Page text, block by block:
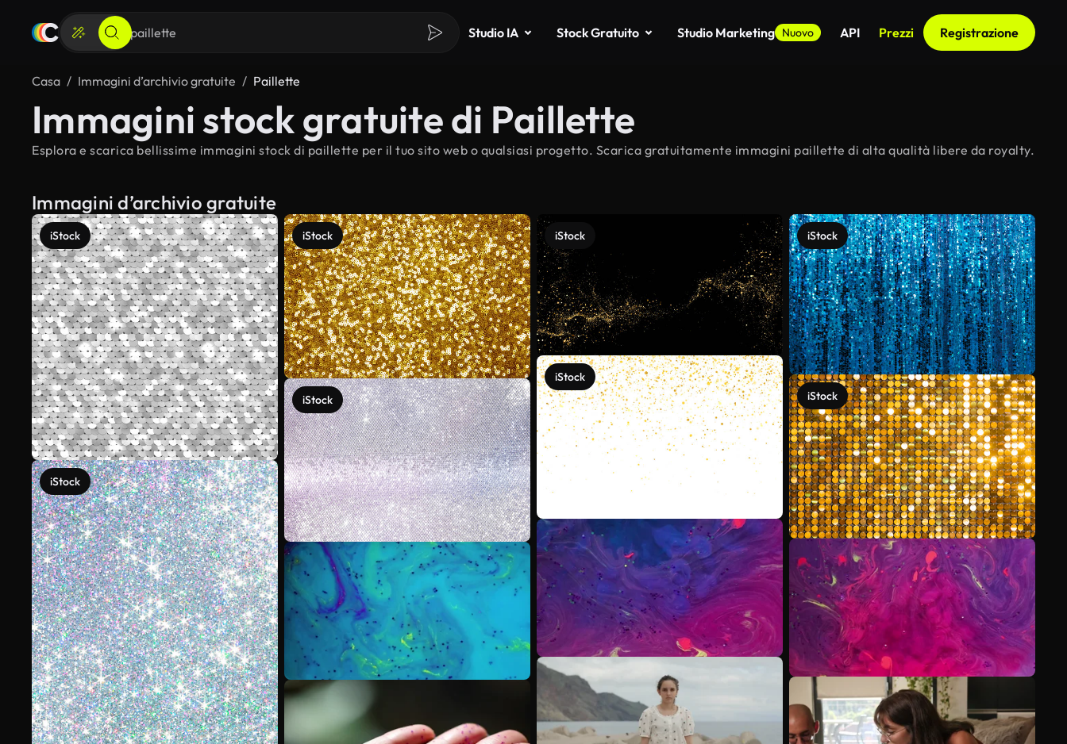
Studio IA Stock Gratuito Studio Marketing Nuovo API Prezzi Registrazione
Casa Immagini d’archivio gratuite Paillette
Immagini stock gratuite di Paillette
Esplora e scarica bellissime immagini stock di paillette per il tuo sito web o qualsiasi progetto. Scarica gratuitamente immagini paillette di alta qualità libere da royalty.
Immagini d’archivio gratuite
iStock
iStock
iStock
iStock
iStock
iStock
iStock
iStock
Scopri di più